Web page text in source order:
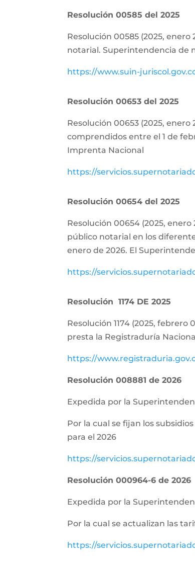
Resolución 00585 del 2025
Resolución 00585 (2025,
notarial. Superintendencia de
https://www.suin-
Resolución 00653 del 2025
Resolución 00653 (2025,
comprendidos entre el 1 de
Imprenta Nacional
https://
Resolución 00654 del 2025
Resolución 00654 (2025,
público notarial en los
enero de 2026. El
https://
Resolución 1174 DE 2025
Resolución 1174 (2025,
presta la Registraduría
https://
Resolución 008881 de 2026
Expedida por la
Por la cual se fijan los
para el 2026
https://
Resolución 000964-6 de 2026
Expedida por la
Por la cual se actualizan las
https://